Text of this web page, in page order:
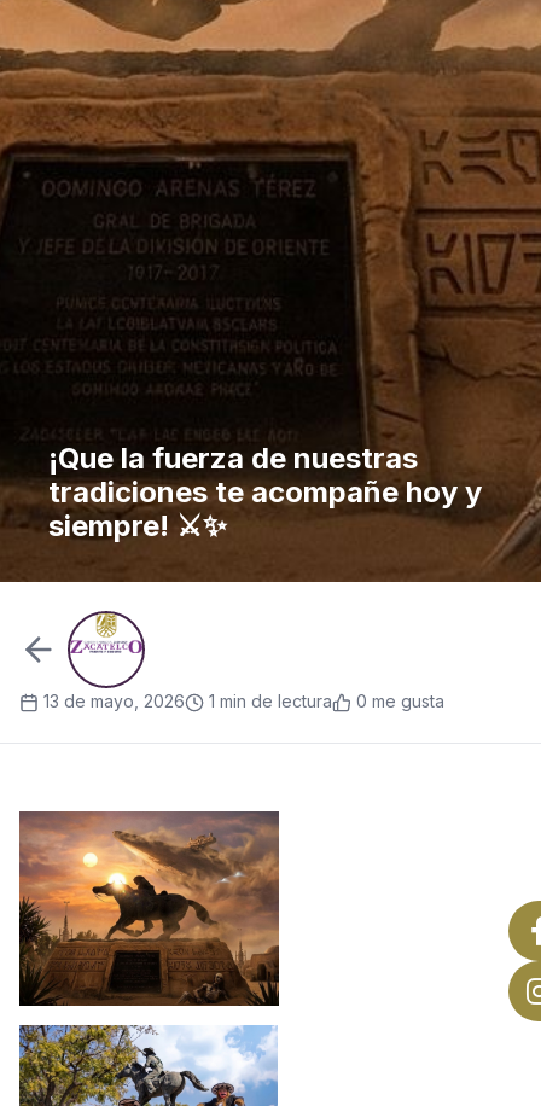
¡Que la fuerza de nuestras
tradiciones te acompañe hoy y
siempre! ⚔️✨
13 de mayo, 2026 1 min de lectura 0 me gusta